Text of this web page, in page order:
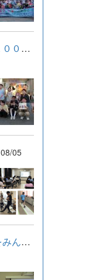
創立５０周年まであと１００日！
08/05
「やりたい、なりたいをみんなで支える」学習会